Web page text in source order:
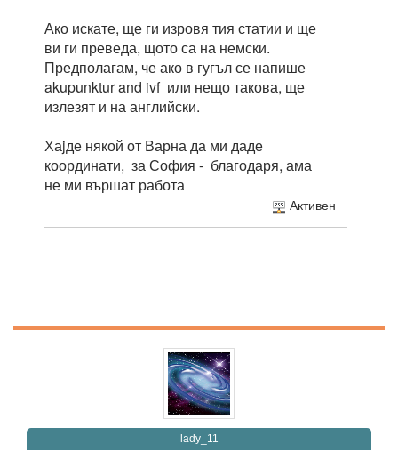
Ако искате, ще ги изровя тия статии и ще
ви ги преведа, щото са на немски.
Предполагам, че ако в гугъл се напише
akupunktur and ivf или нещо такова, ще
излезят и на английски.
Хаjде някой от Варна да ми даде
координати, за София - благодаря, ама
не ми вършат работа
Активен
lady_11